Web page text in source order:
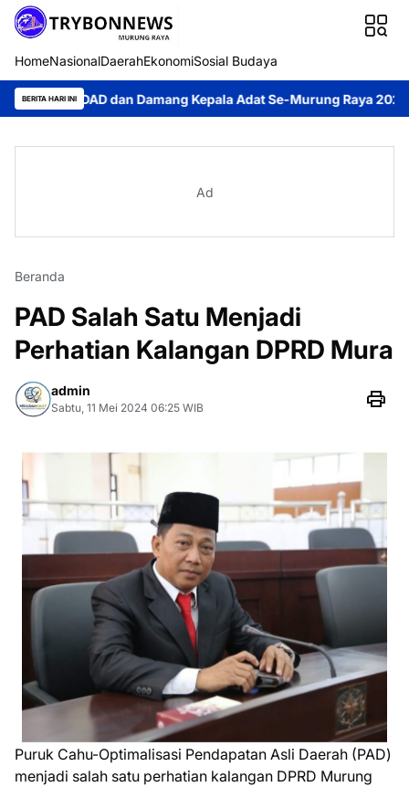
HomeNasionalDaerahEkonomiSosial Budaya
BERITA HARI INI
dan Damang Kepala Adat Se-Murung Raya 2026 Rahmanto
Ad
Beranda
PAD Salah Satu Menjadi
Perhatian Kalangan DPRD Mura
admin
Sabtu, 11 Mei 2024 06:25 WIB
Puruk Cahu-Optimalisasi Pendapatan Asli Daerah (PAD)
menjadi salah satu perhatian kalangan DPRD Murung